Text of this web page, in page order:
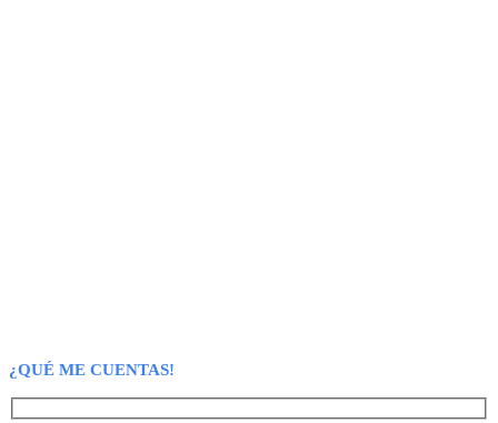
¿QUÉ ME CUENTAS!